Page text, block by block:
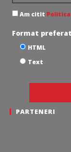
Am citit
Format preferat
HTML
Text
PARTENERI